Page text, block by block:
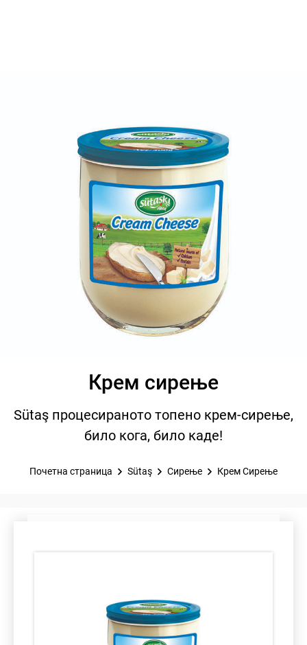
Крем сирење
Sütaş процесираното топено крем-сирење,
било кога, било каде!
Почетна страница Sütaş Сирење Крем Сирење